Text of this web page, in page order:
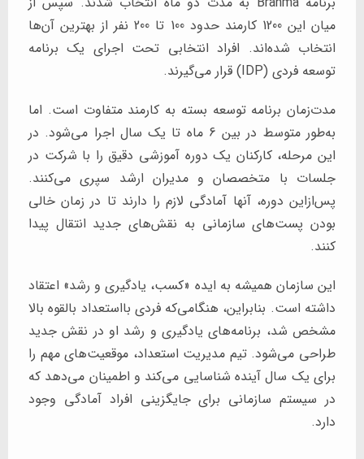
میان این 1200 کارمند حدود 100 تا 200 نفر از بهترین آن‌ها
انتخاب شده‌اند. افراد انتخابی تحت اجرای یک برنامه
توسعه فردی (IDP) قرار می‌گیرند.
مدت‌زمان برنامه توسعه بسته به کارمند متفاوت است. اما
به‌طور متوسط در بین 6 ماه تا یک سال اجرا می‌شود. در
این مرحله، کارکنان یک دوره آموزشی دقیق را با شرکت در
جلسات با متخصصان و مدیران ارشد سپری می‌کنند.
پس‌ازاین دوره، آنها آمادگی لازم را دارند تا در زمان خالی
بودن پست‌های سازمانی به نقش‌های جدید انتقال پیدا
کنند.
این سازمان همیشه به ایده «کسب، یادگیری و رشد» اعتقاد
داشته است. بنابراین، هنگامی‌که فردی بااستعداد بالقوه بالا
مشخص شد، برنامه‌های یادگیری و رشد او در نقش جدید
طراحی می‌شود. تیم مدیریت استعداد، موقعیت‌های مهم را
برای یک سال آینده شناسایی می‌کند و اطمینان می‌دهد که
در سیستم سازمانی برای جایگزینی افراد آمادگی وجود
دارد.